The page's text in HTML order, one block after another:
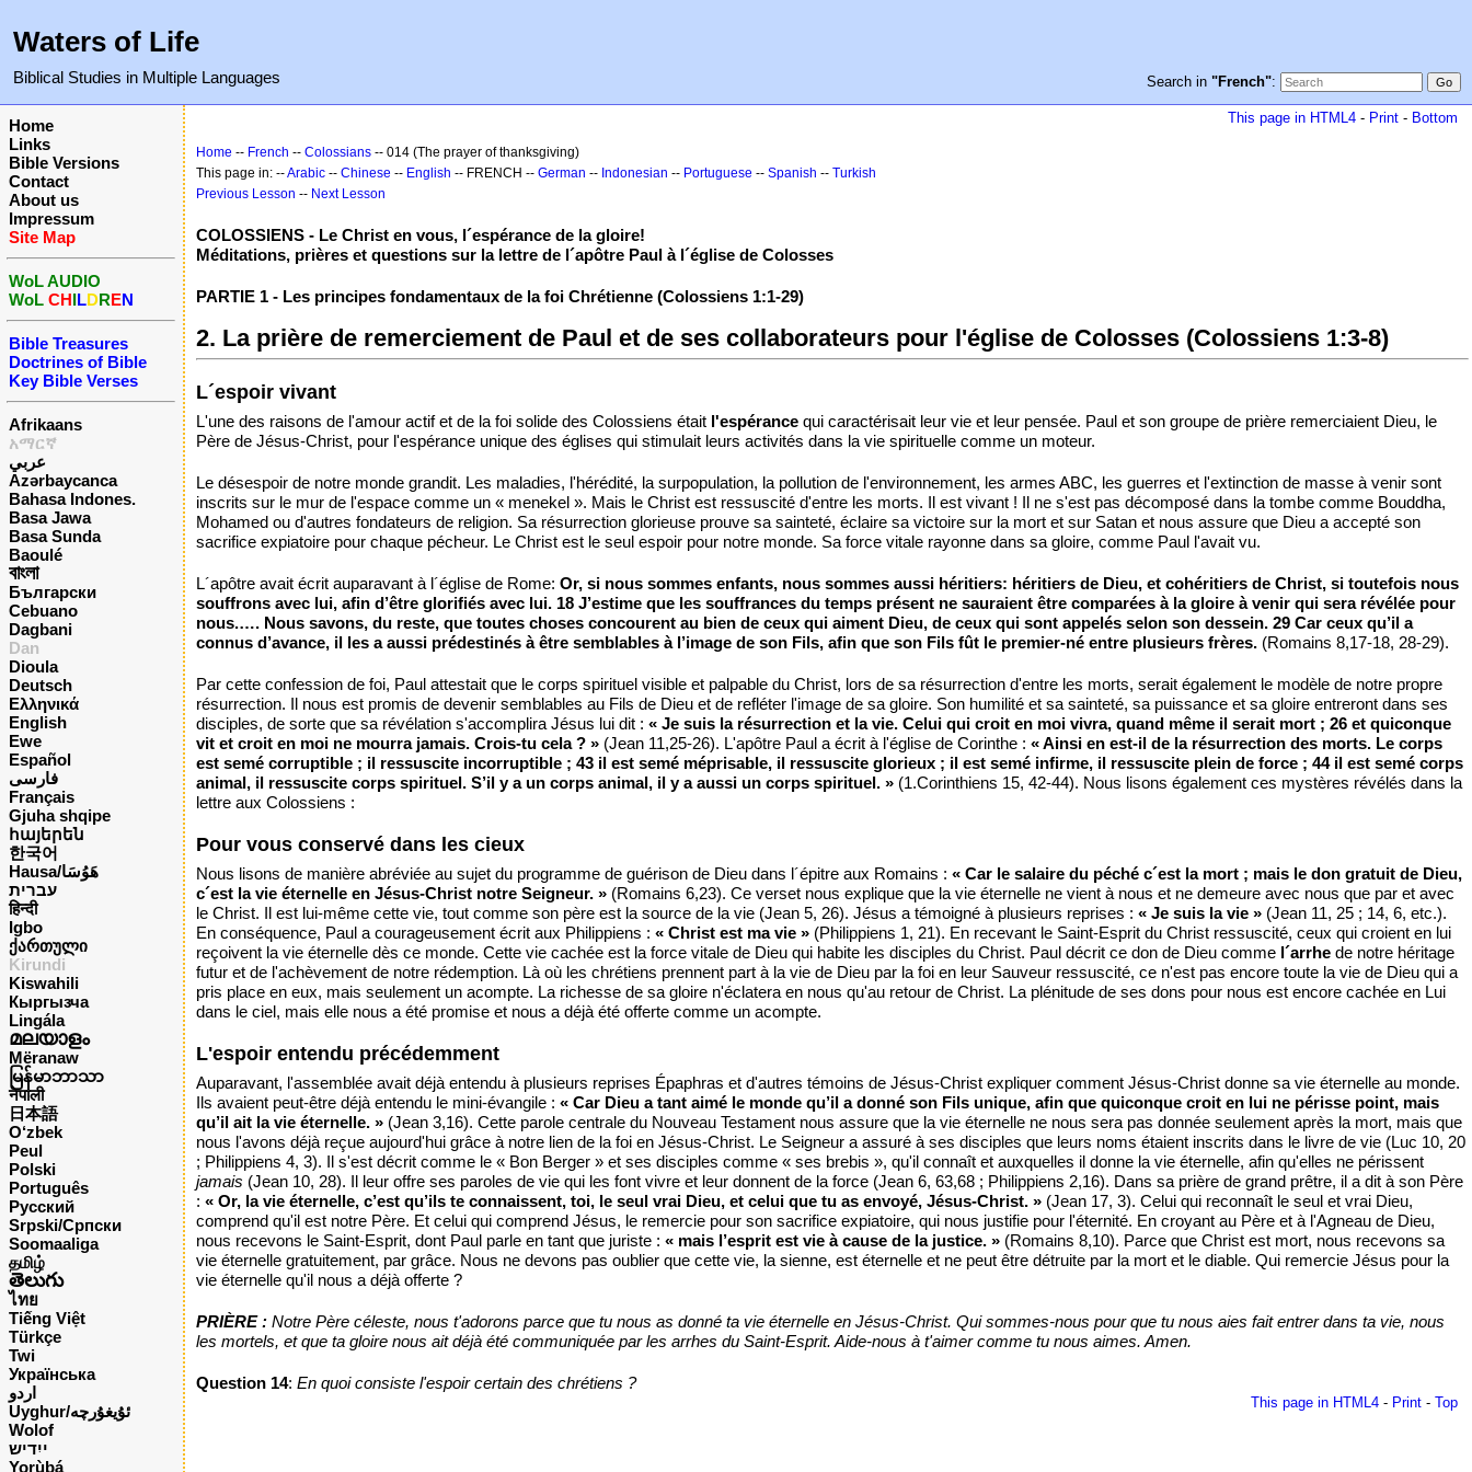
Waters of Life
Biblical Studies in Multiple Languages Search in "French":
Home
Links
Bible Versions
Contact
About us
Impressum
Site Map
WoL AUDIO
WoL CHILDREN
Bible Treasures
Doctrines of Bible
Key Bible Verses
Afrikaans
አማርኛ
عربي
Azərbaycanca
Bahasa Indones.
Basa Jawa
Basa Sunda
Baoulé
বাংলা
Български
Cebuano
Dagbani
Dan
Dioula
Deutsch
Ελληνικά
English
Ewe
Español
فارسی
Français
Gjuha shqipe
հայերեն
한국어
Hausa/هَوُسَا
עברית
हिन्दी
Igbo
ქართული
Kirundi
Kiswahili
Кыргызча
Lingála
മലയാളം
Mëranaw
မြန်မာဘာသာ
नेपाली
日本語
O‘zbek
Peul
Polski
Português
Русский
Srpski/Српски
Soomaaliga
தமிழ்
తెలుగు
ไทย
Tiếng Việt
Türkçe
Twi
Українська
اردو
Uyghur/ئۇيغۇرچه
Wolof
ייִדיש
Yorùbá
This page in HTML4 - Print - Bottom
Home -- French -- Colossians -- 014 (The prayer of thanksgiving)
This page in: --Arabic -- Chinese -- English -- FRENCH -- German -- Indonesian -- Portuguese -- Spanish -- Turkish
Previous Lesson -- Next Lesson
COLOSSIENS - Le Christ en vous, l´espérance de la gloire!
Méditations, prières et questions sur la lettre de l´apôtre Paul à l´église de Colosses
PARTIE 1 - Les principes fondamentaux de la foi Chrétienne (Colossiens 1:1-29)
2. La prière de remerciement de Paul et de ses collaborateurs pour l'église de Colosses (Colossiens 1:3-8)
L´espoir vivant
L'une des raisons de l'amour actif et de la foi solide des Colossiens était l'espérance qui caractérisait leur vie et leur pensée. Paul et son groupe de prière remerciaient Dieu, le
Père de Jésus-Christ, pour l'espérance unique des églises qui stimulait leurs activités dans la vie spirituelle comme un moteur.
Le désespoir de notre monde grandit. Les maladies, l'hérédité, la surpopulation, la pollution de l'environnement, les armes ABC, les guerres et l'extinction de masse à venir sont
inscrits sur le mur de l'espace comme un « menekel ». Mais le Christ est ressuscité d'entre les morts. Il est vivant ! Il ne s'est pas décomposé dans la tombe comme Bouddha,
Mohamed ou d'autres fondateurs de religion. Sa résurrection glorieuse prouve sa sainteté, éclaire sa victoire sur la mort et sur Satan et nous assure que Dieu a accepté son
sacrifice expiatoire pour chaque pécheur. Le Christ est le seul espoir pour notre monde. Sa force vitale rayonne dans sa gloire, comme Paul l'avait vu.
L´apôtre avait écrit auparavant à l´église de Rome: Or, si nous sommes enfants, nous sommes aussi héritiers: héritiers de Dieu, et cohéritiers de Christ, si toutefois nous
souffrons avec lui, afin d’être glorifiés avec lui. 18 J’estime que les souffrances du temps présent ne sauraient être comparées à la gloire à venir qui sera révélée pour
nous.…. Nous savons, du reste, que toutes choses concourent au bien de ceux qui aiment Dieu, de ceux qui sont appelés selon son dessein. 29 Car ceux qu’il a
connus d’avance, il les a aussi prédestinés à être semblables à l’image de son Fils, afin que son Fils fût le premier-né entre plusieurs frères. (Romains 8,17-18, 28-29).
Par cette confession de foi, Paul attestait que le corps spirituel visible et palpable du Christ, lors de sa résurrection d'entre les morts, serait également le modèle de notre propre
résurrection. Il nous est promis de devenir semblables au Fils de Dieu et de refléter l'image de sa gloire. Son humilité et sa sainteté, sa puissance et sa gloire entreront dans ses
disciples, de sorte que sa révélation s'accomplira Jésus lui dit : « Je suis la résurrection et la vie. Celui qui croit en moi vivra, quand même il serait mort ; 26 et quiconque
vit et croit en moi ne mourra jamais. Crois-tu cela ? » (Jean 11,25-26). L'apôtre Paul a écrit à l'église de Corinthe : « Ainsi en est-il de la résurrection des morts. Le corps
est semé corruptible ; il ressuscite incorruptible ; 43 il est semé méprisable, il ressuscite glorieux ; il est semé infirme, il ressuscite plein de force ; 44 il est semé corps
animal, il ressuscite corps spirituel. S’il y a un corps animal, il y a aussi un corps spirituel. » (1.Corinthiens 15, 42-44). Nous lisons également ces mystères révélés dans la
lettre aux Colossiens :
Pour vous conservé dans les cieux
Nous lisons de manière abréviée au sujet du programme de guérison de Dieu dans l´épitre aux Romains : « Car le salaire du péché c´est la mort ; mais le don gratuit de Dieu,
c´est la vie éternelle en Jésus-Christ notre Seigneur. » (Romains 6,23). Ce verset nous explique que la vie éternelle ne vient à nous et ne demeure avec nous que par et avec
le Christ. Il est lui-même cette vie, tout comme son père est la source de la vie (Jean 5, 26). Jésus a témoigné à plusieurs reprises : « Je suis la vie » (Jean 11, 25 ; 14, 6, etc.).
En conséquence, Paul a courageusement écrit aux Philippiens : « Christ est ma vie » (Philippiens 1, 21). En recevant le Saint-Esprit du Christ ressuscité, ceux qui croient en lui
reçoivent la vie éternelle dès ce monde. Cette vie cachée est la force vitale de Dieu qui habite les disciples du Christ. Paul décrit ce don de Dieu comme l´arrhe de notre héritage
futur et de l'achèvement de notre rédemption. Là où les chrétiens prennent part à la vie de Dieu par la foi en leur Sauveur ressuscité, ce n'est pas encore toute la vie de Dieu qui a
pris place en eux, mais seulement un acompte. La richesse de sa gloire n'éclatera en nous qu'au retour de Christ. La plénitude de ses dons pour nous est encore cachée en Lui
dans le ciel, mais elle nous a été promise et nous a déjà été offerte comme un acompte.
L'espoir entendu précédemment
Auparavant, l'assemblée avait déjà entendu à plusieurs reprises Épaphras et d'autres témoins de Jésus-Christ expliquer comment Jésus-Christ donne sa vie éternelle au monde.
Ils avaient peut-être déjà entendu le mini-évangile : « Car Dieu a tant aimé le monde qu’il a donné son Fils unique, afin que quiconque croit en lui ne périsse point, mais
qu’il ait la vie éternelle. » (Jean 3,16). Cette parole centrale du Nouveau Testament nous assure que la vie éternelle ne nous sera pas donnée seulement après la mort, mais que
nous l'avons déjà reçue aujourd'hui grâce à notre lien de la foi en Jésus-Christ. Le Seigneur a assuré à ses disciples que leurs noms étaient inscrits dans le livre de vie (Luc 10, 20
; Philippiens 4, 3). Il s'est décrit comme le « Bon Berger » et ses disciples comme « ses brebis », qu'il connaît et auxquelles il donne la vie éternelle, afin qu'elles ne périssent
jamais (Jean 10, 28). Il leur offre ses paroles de vie qui les font vivre et leur donnent de la force (Jean 6, 63,68 ; Philippiens 2,16). Dans sa prière de grand prêtre, il a dit à son Père
: « Or, la vie éternelle, c’est qu’ils te connaissent, toi, le seul vrai Dieu, et celui que tu as envoyé, Jésus-Christ. » (Jean 17, 3). Celui qui reconnaît le seul et vrai Dieu,
comprend qu'il est notre Père. Et celui qui comprend Jésus, le remercie pour son sacrifice expiatoire, qui nous justifie pour l'éternité. En croyant au Père et à l'Agneau de Dieu,
nous recevons le Saint-Esprit, dont Paul parle en tant que juriste : « mais l’esprit est vie à cause de la justice. » (Romains 8,10). Parce que Christ est mort, nous recevons sa
vie éternelle gratuitement, par grâce. Nous ne devons pas oublier que cette vie, la sienne, est éternelle et ne peut être détruite par la mort et le diable. Qui remercie Jésus pour la
vie éternelle qu'il nous a déjà offerte ?
PRIÈRE : Notre Père céleste, nous t'adorons parce que tu nous as donné ta vie éternelle en Jésus-Christ. Qui sommes-nous pour que tu nous aies fait entrer dans ta vie, nous
les mortels, et que ta gloire nous ait déjà été communiquée par les arrhes du Saint-Esprit. Aide-nous à t'aimer comme tu nous aimes. Amen.
Question 14: En quoi consiste l'espoir certain des chrétiens ?
This page in HTML4 - Print - Top